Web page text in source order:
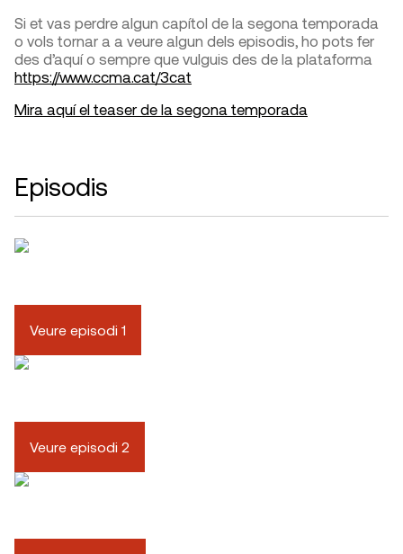
Si et vas perdre algun capítol de la segona temporada
o vols tornar a a veure algun dels episodis, ho pots fer
des d’aquí o sempre que vulguis des de la plataforma
https://www.ccma.cat/3cat
Mira aquí el teaser de la segona temporada
Episodis
Veure episodi 1
Veure episodi 2